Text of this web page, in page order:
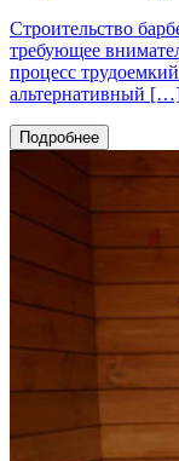
Строительство
требующее
процесс
альтернативный
Подробнее